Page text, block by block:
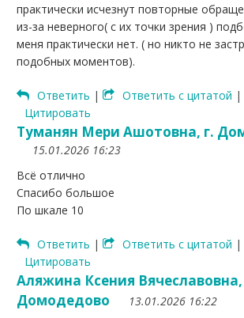
практически исчезнут повторные
из-за неверного( с их точки зрения )
меня практически нет. ( но никто не
подобных моментов).
Ответить | Ответить с цитатой |
Цитировать
Туманян Мери Ашотовна, г.
15.01.2026 16:23
Всё отлично
Спасибо большое
По шкале 10
Ответить | Ответить с цитатой |
Цитировать
Аляжина Ксения Вячеславовна,
Домодедово
13.01.2026 16:22